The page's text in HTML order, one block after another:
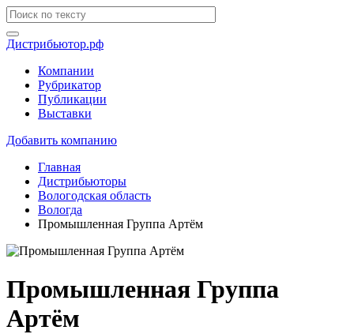
Дистрибьютор.рф
Компании
Рубрикатор
Публикации
Выставки
Добавить компанию
Главная
Дистрибьюторы
Вологодская область
Вологда
Промышленная Группа Артём
Промышленная Группа
Артём